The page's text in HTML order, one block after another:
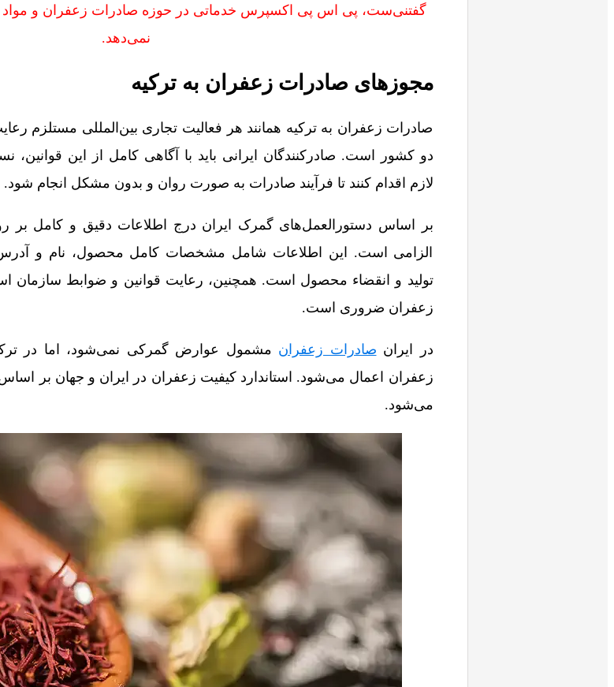
گفتنی‌ست، پی اس پی اکسپرس خدماتی در حوزه صادرات زعفران و مواد
نمی‌دهد.
مجوزهای صادرات زعفران به ترکیه
صادرات زعفران به ترکیه همانند هر فعالیت تجاری بین‌المللی مستلزم
دو کشور است. صادرکنندگان ایرانی باید با آگاهی کامل از این قوانین،
لازم اقدام کنند تا فرآیند صادرات به صورت روان و بدون مشکل انجام شود.
بر اساس دستورالعمل‌های گمرک ایران درج اطلاعات دقیق و کامل بر
الزامی است. این اطلاعات شامل مشخصات کامل محصول، نام و آدرس
تولید و انقضاء محصول است. همچنین، رعایت قوانین و ضوابط سازمان
زعفران ضروری است.
در ایران صادرات زعفران مشمول عوارض گمرکی نمی‌شود، اما در
می‌شود.